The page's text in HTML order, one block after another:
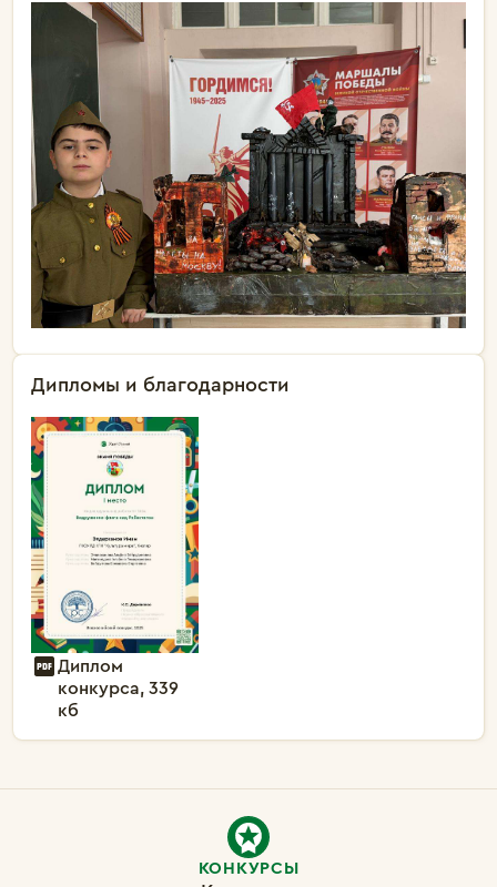
Дипломы и благодарности
Диплом
конкурса, 339
кб
КОНКУРСЫ